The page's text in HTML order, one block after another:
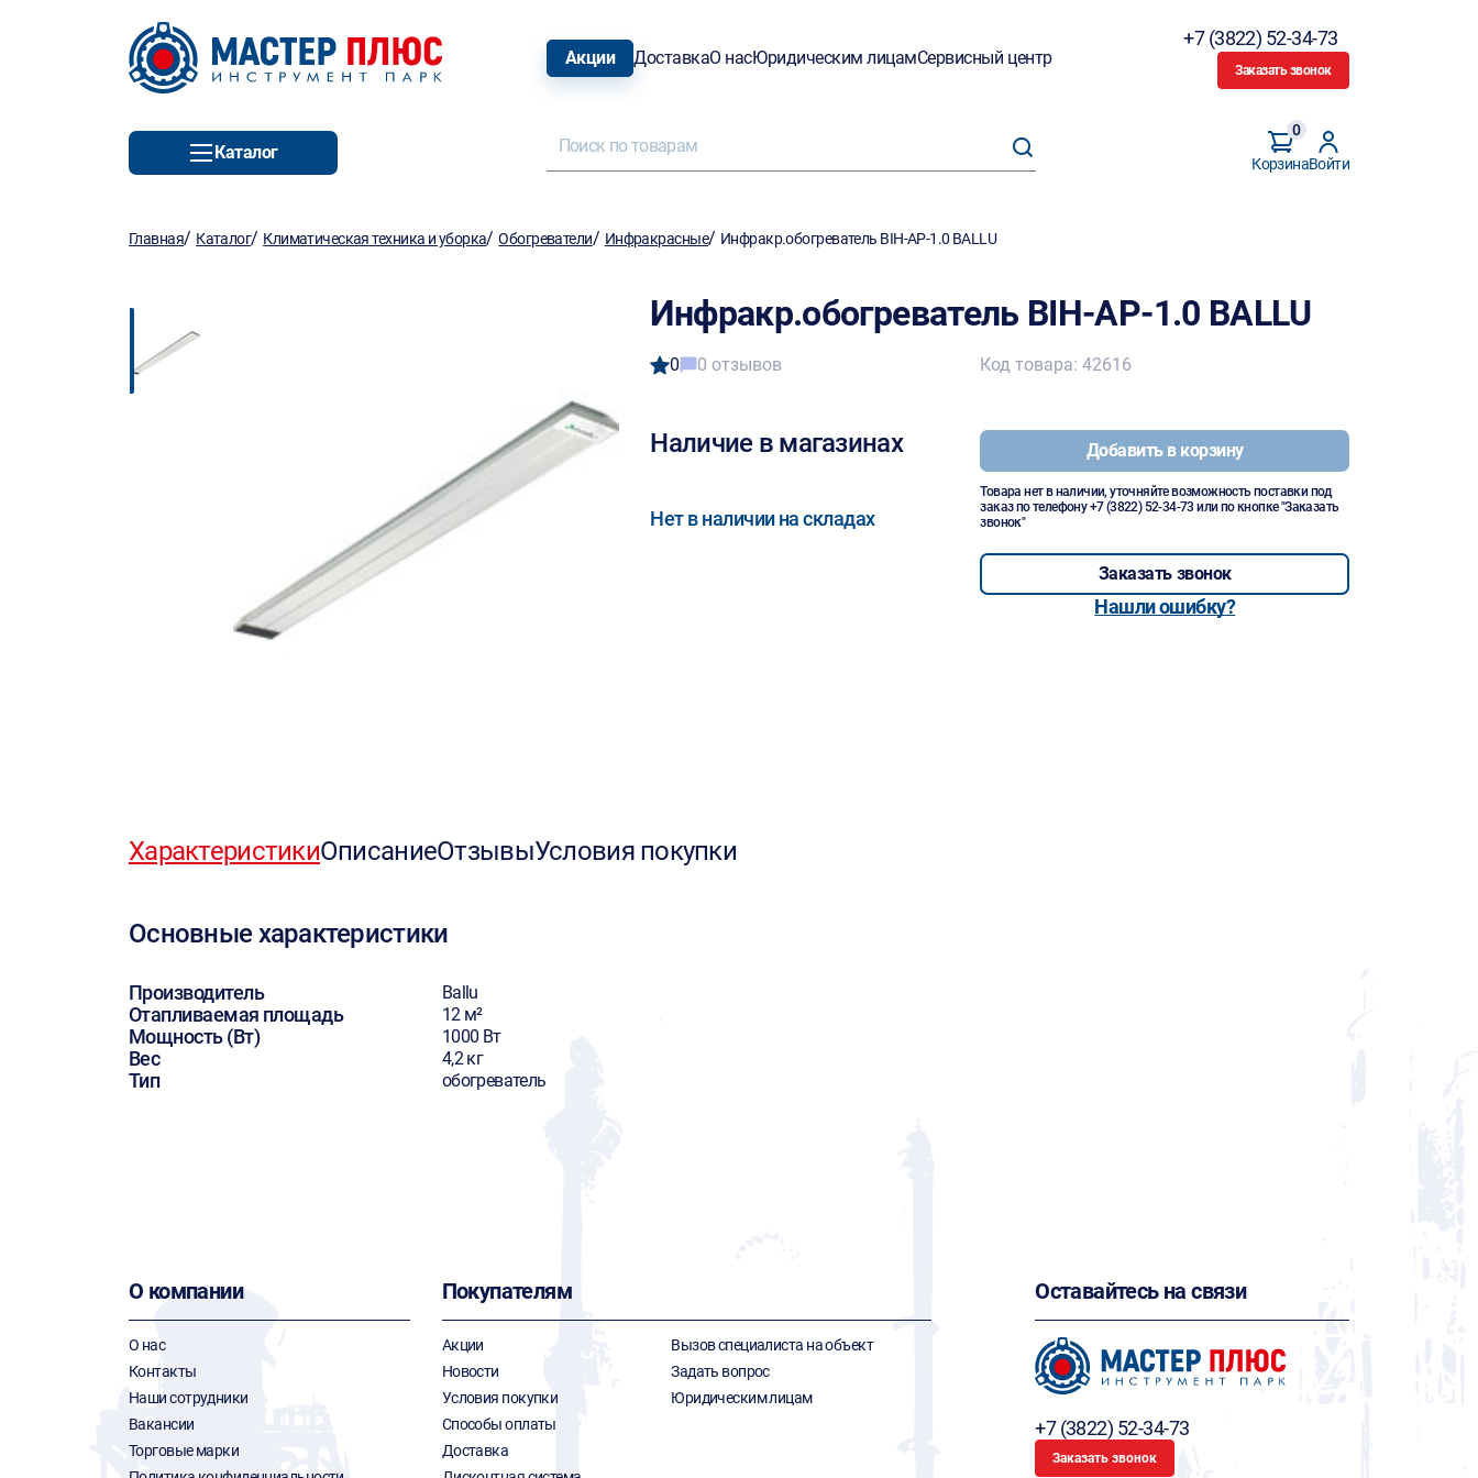
Акции ДоставкаО насЮридическим лицамСервисный центр
+7 (3822) 52-34-73
Заказать звонок
Каталог
Корзина
0
Войти
Главная/ Каталог/ Климатическая техника и уборка/Обогреватели/ Инфракрасные/ Инфракр.обогреватель BIH-АР-1.0 BALLU
Инфракр.обогреватель BIH-АР-1.0 BALLU
0 0 отзывов
Наличие в магазинах
Нет в наличии на складах
Код товара: 42616
Добавить в корзину
Товара нет в наличии, уточняйте возможность поставки под
заказ по телефону+7 (3822) 52-34-73 или по кнопке "Заказать
звонок"
Заказать звонок
Нашли ошибку?
ХарактеристикиОписаниеОтзывыУсловия покупки
Основные характеристики
Производитель Ballu
Отапливаемая площадь 12 м²
Мощность (Вт) 1000 Вт
Вес 4,2 кг
Тип обогреватель
О компании
О нас
Контакты
Наши сотрудники
Вакансии
Торговые марки
Покупателям
Акции
Новости
Условия покупки
Способы оплаты
Доставка
Вызов специалиста на объект
Задать вопрос
Юридическим лицам
Оставайтесь на связи
+7 (3822) 52-34-73
Заказать звонок